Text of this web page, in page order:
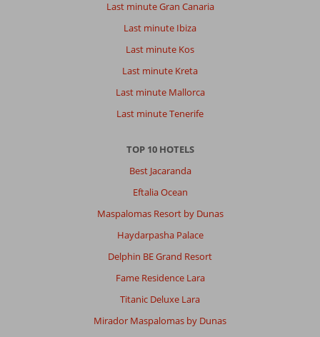
Last minute Gran Canaria
Last minute Ibiza
Last minute Kos
Last minute Kreta
Last minute Mallorca
Last minute Tenerife
TOP 10 HOTELS
Best Jacaranda
Eftalia Ocean
Maspalomas Resort by Dunas
Haydarpasha Palace
Delphin BE Grand Resort
Fame Residence Lara
Titanic Deluxe Lara
Mirador Maspalomas by Dunas